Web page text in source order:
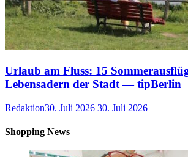
Urlaub am Fluss: 15
Lebensadern der Stadt — tipBerlin
Redaktion30. Juli 2026 30. Juli 2026
Shopping News